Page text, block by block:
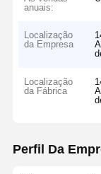
anuais:
Localização
da Empresa
Localização
da Fábrica
Perfil Da